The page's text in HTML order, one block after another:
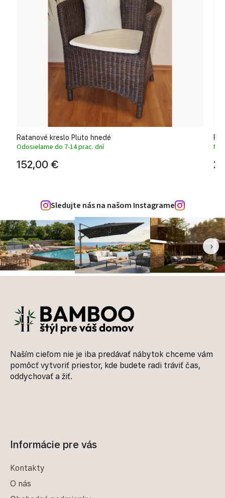
Ratanové kreslo Pluto hnedé
Odosielame do 7-14 prac. dní
152,00 €
Na
Sledujte nás na našom Instagrame
‹ ›
Naším cieľom nie je iba predávať nábytok chceme vám
pomôcť vytvoriť priestor, kde budete radi tráviť čas,
oddychovať a žiť.
Informácie pre vás
Kontakty
O nás